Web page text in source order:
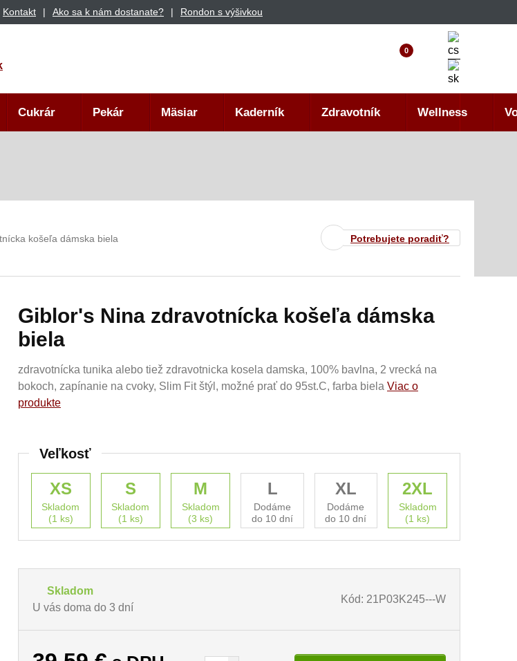
Kontakt Ako sa k nám dostanate? Rondon s výšivkou
0
Cukrár Pekár Mäsiar Kaderník Zdravotník Wellness
Potrebujete poradiť?
košeľa dámska biela
Giblor's Nina zdravotnícka košeľa dámska
biela
zdravotnícka tunika alebo tiež zdravotnicka kosela damska, 100% bavlna, 2 vrecká na
bokoch, zapínanie na cvoky, Slim Fit štýl, možné prať do 95st.C, farba biela Viac o
produkte
Veľkosť
XS
Skladom
(1 ks)
S
Skladom
(1 ks)
M
Skladom
(3 ks)
L
Dodáme
do 10 dní
XL
Dodáme
do 10 dní
2XL
Skladom
(1 ks)
Skladom
U vás doma do 3 dní
Kód: 21P03K245---W